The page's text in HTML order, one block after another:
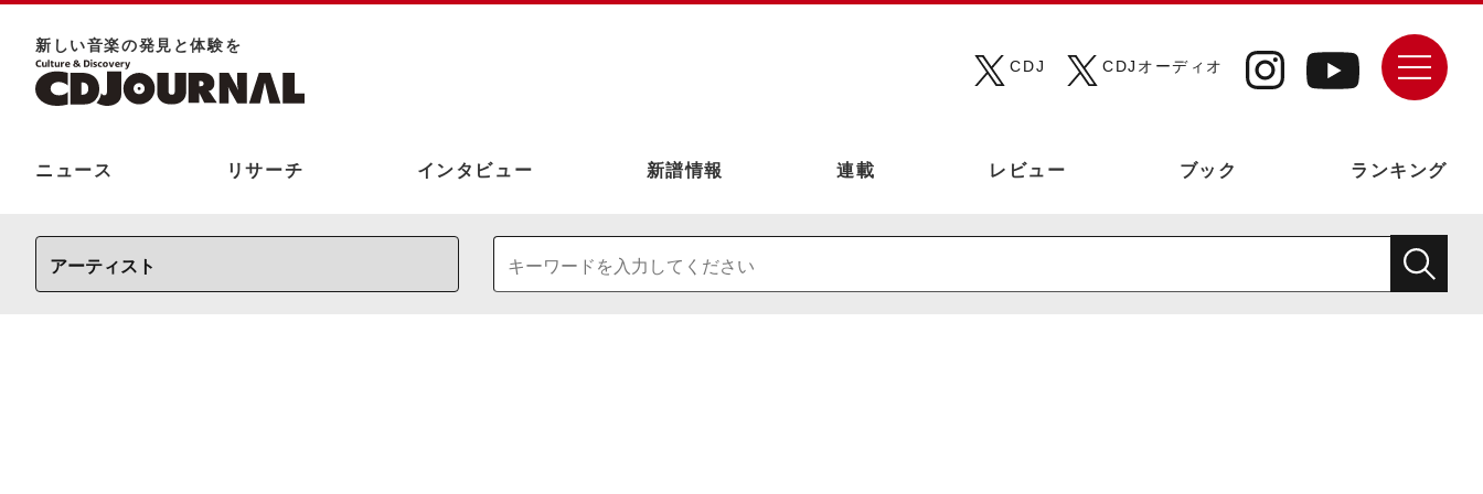
新しい⾳楽の発⾒と体験を
CDJ
CDJオーディオ
ニュース リサーチ インタビュー 新譜情報 連載 レビュー ブック ランキング